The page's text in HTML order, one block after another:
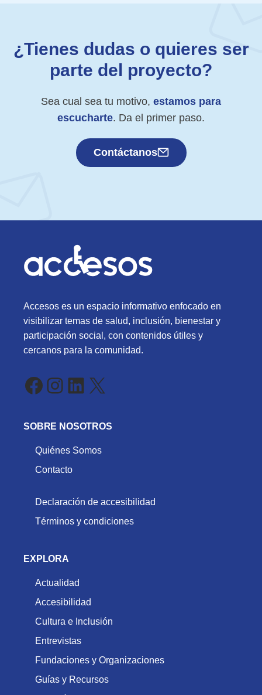
¿Tienes dudas o quieres ser
parte del proyecto?
Sea cual sea tu motivo, estamos para
escucharte. Da el primer paso.
Contáctanos
Accesos es un espacio informativo enfocado en
visibilizar temas de salud, inclusión, bienestar y
participación social, con contenidos útiles y
cercanos para la comunidad.
Facebook
Instagram
LinkedIn
X
SOBRE NOSOTROS
Quiénes Somos
Contacto
Declaración de accesibilidad
Términos y condiciones
EXPLORA
Actualidad
Accesibilidad
Cultura e Inclusión
Entrevistas
Fundaciones y Organizaciones
Guías y Recursos